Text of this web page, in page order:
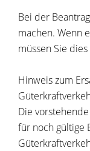
Bei der
machen. Wenn
müssen Sie
Hinweis zum
Die
für noch gültige